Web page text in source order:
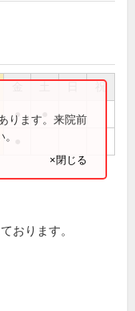
祝
●
ります。来院前
×閉じる
おります。